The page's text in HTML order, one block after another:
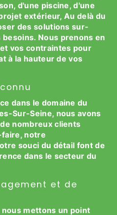
d'une piscine, d'une
extérieur, Au delà du
des solutions sur-
Nous prenons en
vos contraintes pour
à la hauteur de vos
dans le domaine du
Sur-Seine, nous avons
nombreux clients
notre
souci du détail font de
dans le secteur du
et de
mettons un point